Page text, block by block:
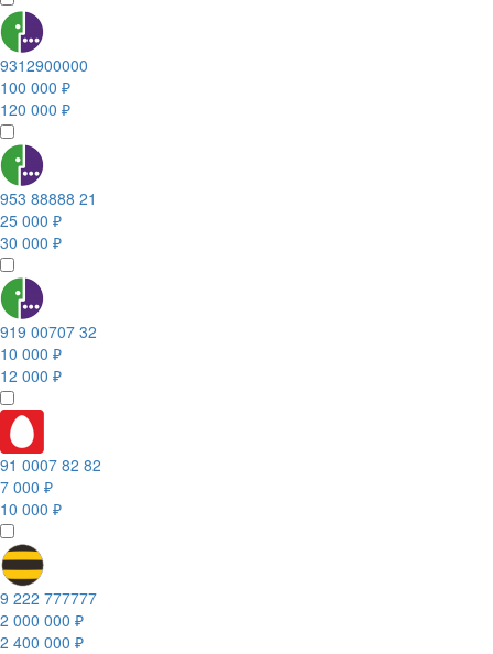
9312900000
100 000 ₽
120 000 ₽
953 88888 21
25 000 ₽
30 000 ₽
919 00707 32
10 000 ₽
12 000 ₽
91 0007 82 82
7 000 ₽
10 000 ₽
9 222 777777
2 000 000 ₽
2 400 000 ₽